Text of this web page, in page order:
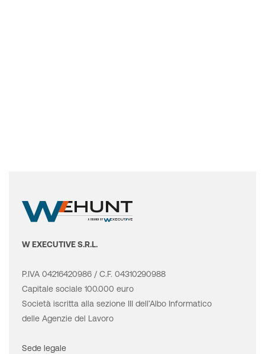
W EXECUTIVE S.R.L.
P.IVA 04216420986 / C.F. 04310290988
Capitale sociale 100.000 euro
Società iscritta alla sezione III dell’Albo Informatico
delle Agenzie del Lavoro
Sede legale